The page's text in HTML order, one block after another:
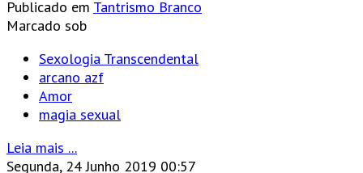
Publicado em Tantrismo Branco
Marcado sob
Sexologia Transcendental
arcano azf
Amor
magia sexual
Leia mais ...
Segunda, 24 Junho 2019 00:57